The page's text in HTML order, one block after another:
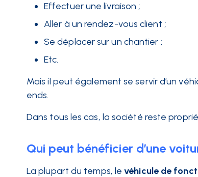
Effectuer une livraison ;
Aller à un rendez-vous client ;
Se déplacer sur un chantier ;
Etc.
Mais il peut également se servir d’un
ends.
Dans tous les cas, la société reste
Qui peut bénéficier d’une
La plupart du temps, levéhicule de